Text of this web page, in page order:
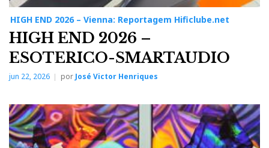
HIGH END 2026 – Vienna: Reportagem Hificlube.net
HIGH END 2026 –
ESOTERICO-SMARTAUDIO
jun 22, 2026 por José Victor Henriques